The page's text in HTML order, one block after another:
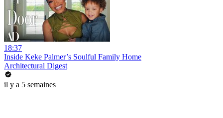
18:37
Inside Keke Palmer’s Soulful Family Home
Architectural Digest
il y a 5 semaines